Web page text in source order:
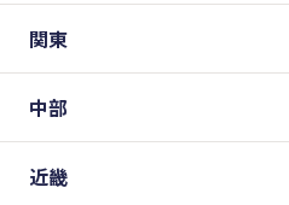
関東
中部
近畿